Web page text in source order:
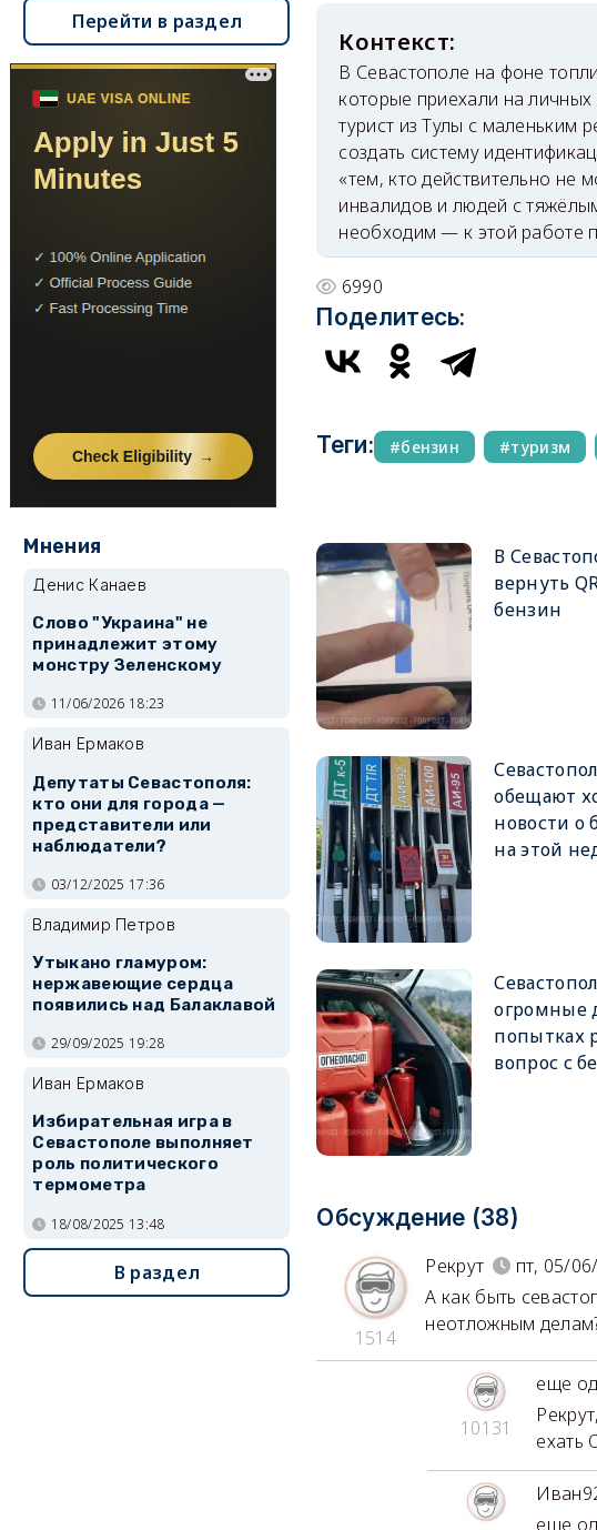
В Севастополе на фоне
которые приехали на личных
турист из Тулы с маленьким
создать систему
«тем, кто действительно не
инвалидов и людей с
необходим — к этой работе
6990
Поделитесь:
Теги: бензин туризм
В
вернуть
бензин
обещают
новости о
на этой
огромные
попытках
вопрос с
Обсуждение (38)
1514
Рекрут
пт, 05/
А как быть
неотложным
10131
еще
Рекрут,
ехать
еще
Перейти в раздел
Мнения
Денис Канаев
Слово "Украина" не
принадлежит этому
монстру Зеленскому
11/06/2026 18:23
Иван Ермаков
Депутаты Севастополя:
кто они для города —
представители или
наблюдатели?
03/12/2025 17:36
Владимир Петров
Утыкано гламуром:
нержавеющие сердца
появились над Балаклавой
29/09/2025 19:28
Иван Ермаков
Избирательная игра в
Севастополе выполняет
роль политического
термометра
18/08/2025 13:48
В раздел